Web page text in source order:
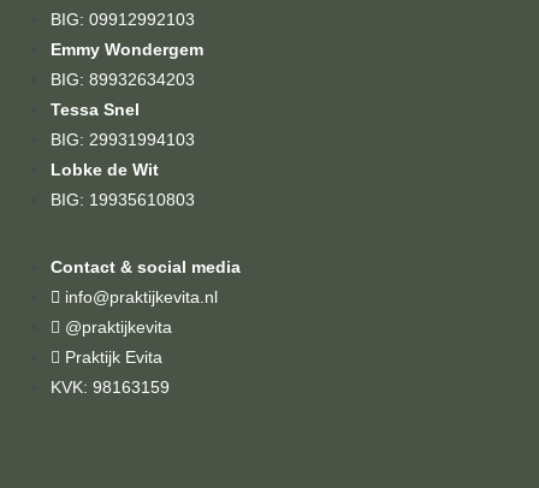
BIG: 09912992103
Emmy Wondergem
BIG: 89932634203
Tessa Snel
BIG: 29931994103
Lobke de Wit
BIG: 19935610803
Contact & social media
info@praktijkevita.nl
@praktijkevita
Praktijk Evita
KVK: 98163159